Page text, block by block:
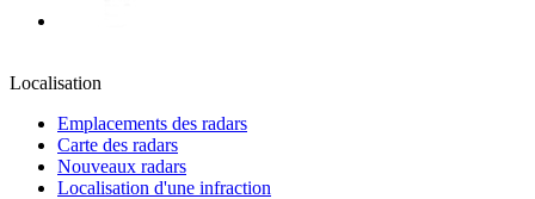
Localisation
Emplacements des radars
Carte des radars
Nouveaux radars
Localisation d'une infraction